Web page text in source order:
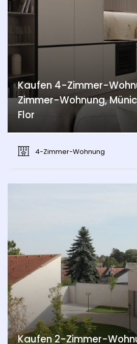
Kaufen 4-Zimmer-
Zimmer-Wohnung,
Flor
4-Zimmer-Wohnung
Kaufen 2-Zimmer-